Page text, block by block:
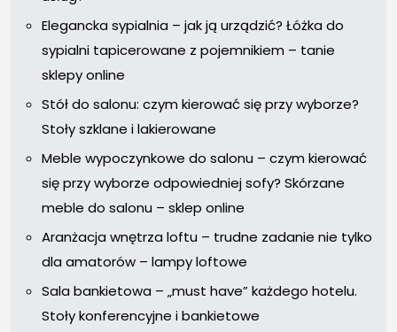
Elegancka sypialnia – jak ją urządzić? Łóżka do
sypialni tapicerowane z pojemnikiem – tanie
sklepy online
Stół do salonu: czym kierować się przy wyborze?
Stoły szklane i lakierowane
Meble wypoczynkowe do salonu – czym kierować
się przy wyborze odpowiedniej sofy? Skórzane
meble do salonu – sklep online
Aranżacja wnętrza loftu – trudne zadanie nie tylko
dla amatorów – lampy loftowe
Sala bankietowa – „must have” każdego hotelu.
Stoły konferencyjne i bankietowe